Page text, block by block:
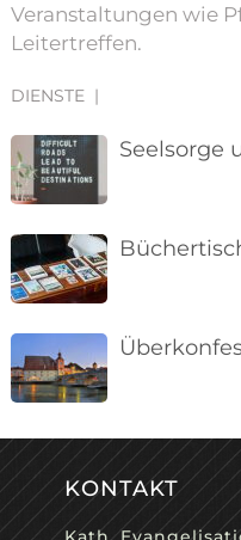
Veranstaltungen wie
Leitertreffen.
DIENSTE |
Seelsorge
KONTAKT